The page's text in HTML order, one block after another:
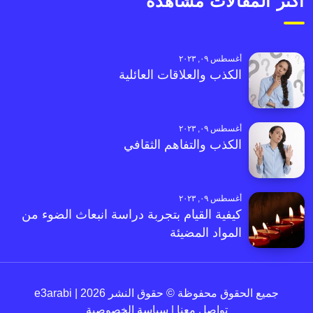
أغسطس ٠٩, ٢٠٢٣
الكذب والعلاقات العائلية
أغسطس ٠٩, ٢٠٢٣
الكذب والتفاهم الثقافي
أغسطس ٠٩, ٢٠٢٣
كيفية القيام بتجربة دراسة انبعاث الضوء من
المواد المضيئة
جميع الحقوق محفوظة © حقوق النشر 2026 | e3arabi
تواصل معنا
سياسة الخصوصية